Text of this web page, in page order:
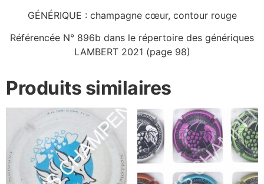
GÉNÉRIQUE : champagne cœur, contour rouge
Référencée N° 896b dans le répertoire des génériques
LAMBERT 2021 (page 98)
Produits similaires